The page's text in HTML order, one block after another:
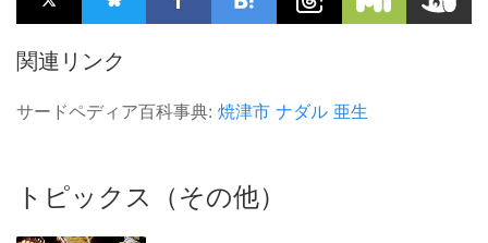
関連リンク
サードペディア百科事典: 焼津市 ナダル 亜生
トピックス（その他）